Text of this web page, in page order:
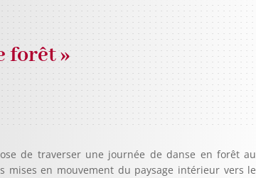
forêt »
de traverser une journée de danse en forêt au
mises en mouvement du paysage intérieur vers le